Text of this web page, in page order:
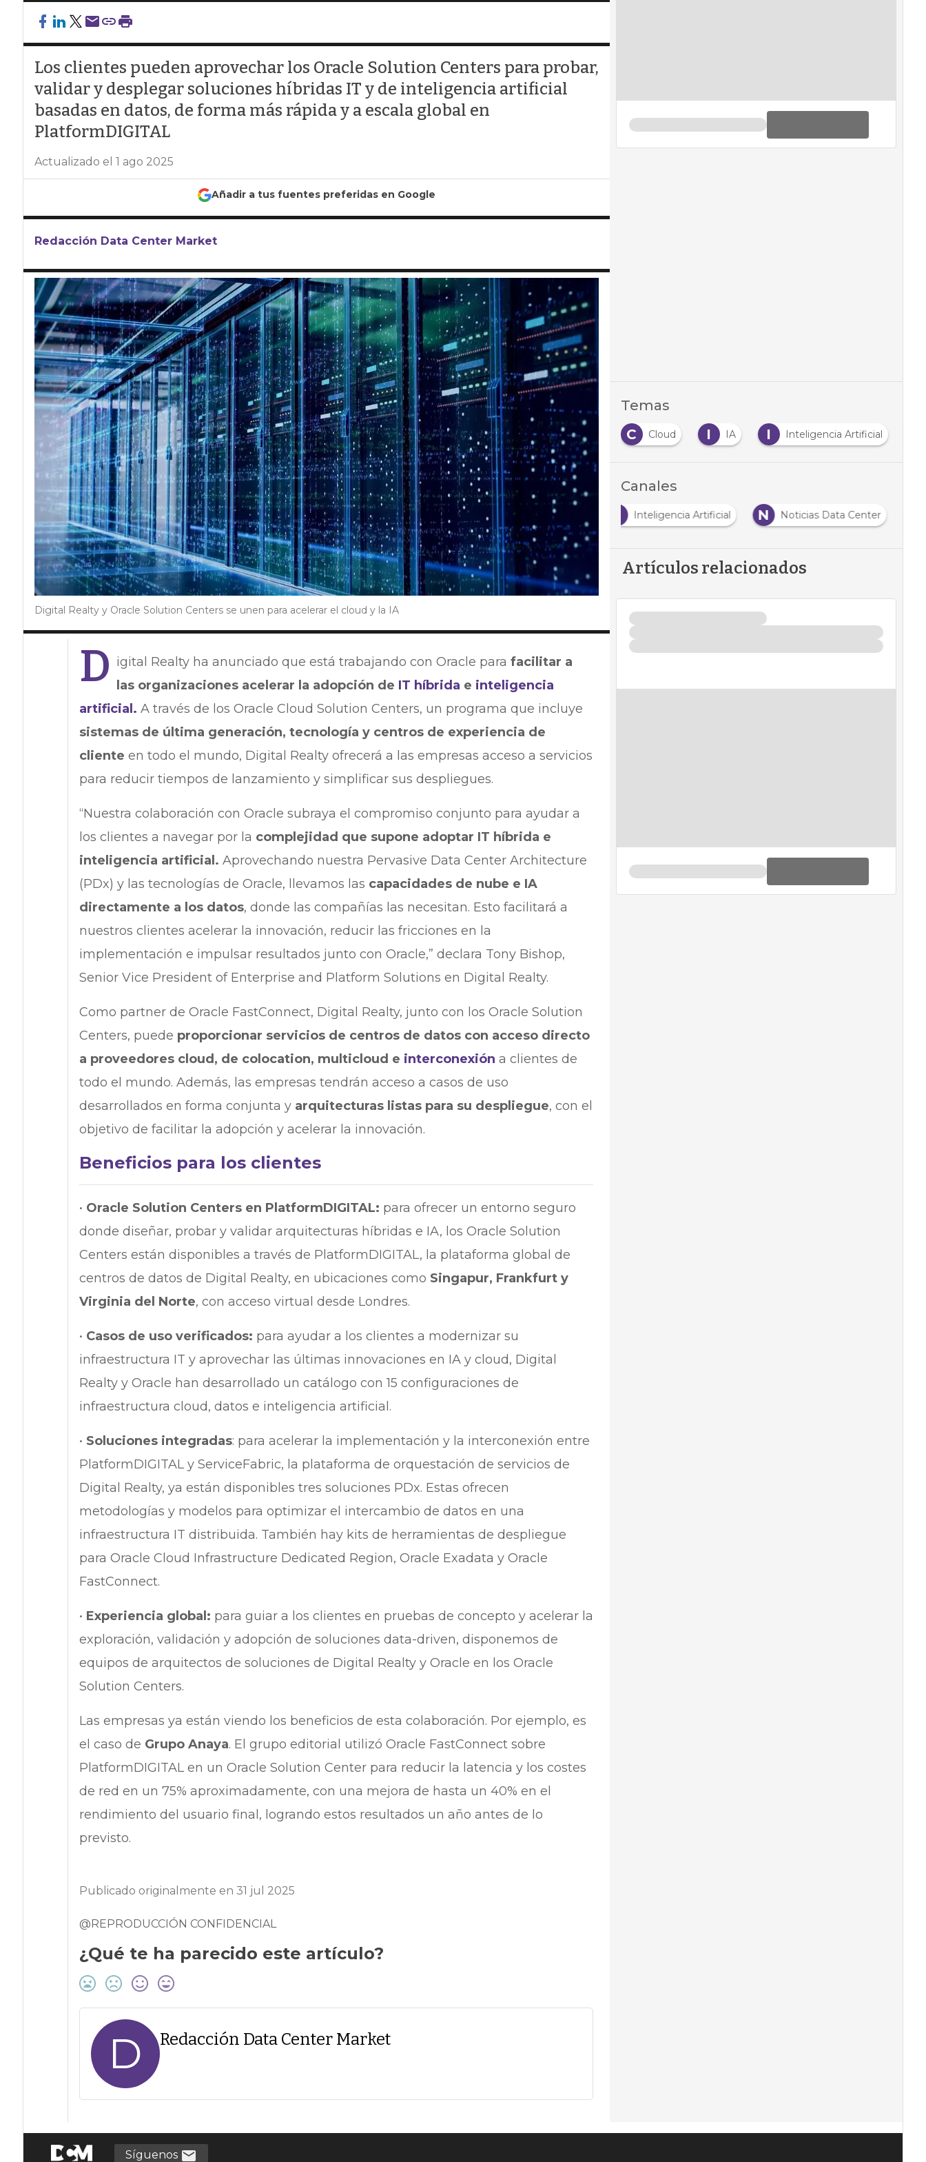
Los clientes pueden aprovechar los Oracle Solution Centers para probar,
validar y desplegar soluciones híbridas IT y de inteligencia artificial
basadas en datos, de forma más rápida y a escala global en
PlatformDIGITAL
Actualizado el 1 ago 2025
Añadir a tus fuentes preferidas en Google
Redacción Data Center Market
Digital Realty y Oracle Solution Centers se unen para acelerar el cloud y la IA
D igital Realty ha anunciado que está trabajando con Oracle para facilitar a
las organizaciones acelerar la adopción de IT híbrida e inteligencia
artificial. A través de los Oracle Cloud Solution Centers, un programa que incluye
sistemas de última generación, tecnología y centros de experiencia de
cliente en todo el mundo, Digital Realty ofrecerá a las empresas acceso a servicios
para reducir tiempos de lanzamiento y simplificar sus despliegues.
“Nuestra colaboración con Oracle subraya el compromiso conjunto para ayudar a
los clientes a navegar por la complejidad que supone adoptar IT híbrida e
inteligencia artificial. Aprovechando nuestra Pervasive Data Center Architecture
(PDx) y las tecnologías de Oracle, llevamos las capacidades de nube e IA
directamente a los datos, donde las compañías las necesitan. Esto facilitará a
nuestros clientes acelerar la innovación, reducir las fricciones en la
implementación e impulsar resultados junto con Oracle,” declara Tony Bishop,
Senior Vice President of Enterprise and Platform Solutions en Digital Realty.
Como partner de Oracle FastConnect, Digital Realty, junto con los Oracle Solution
Centers, puede proporcionar servicios de centros de datos con acceso directo
a proveedores cloud, de colocation, multicloud e interconexión a clientes de
todo el mundo. Además, las empresas tendrán acceso a casos de uso
desarrollados en forma conjunta y arquitecturas listas para su despliegue, con el
objetivo de facilitar la adopción y acelerar la innovación.
Beneficios para los clientes
• Oracle Solution Centers en PlatformDIGITAL: para ofrecer un entorno seguro
donde diseñar, probar y validar arquitecturas híbridas e IA, los Oracle Solution
Centers están disponibles a través de PlatformDIGITAL, la plataforma global de
centros de datos de Digital Realty, en ubicaciones como Singapur, Frankfurt y
Virginia del Norte, con acceso virtual desde Londres.
• Casos de uso verificados: para ayudar a los clientes a modernizar su
infraestructura IT y aprovechar las últimas innovaciones en IA y cloud, Digital
Realty y Oracle han desarrollado un catálogo con 15 configuraciones de
infraestructura cloud, datos e inteligencia artificial.
• Soluciones integradas: para acelerar la implementación y la interconexión entre
PlatformDIGITAL y ServiceFabric, la plataforma de orquestación de servicios de
Digital Realty, ya están disponibles tres soluciones PDx. Estas ofrecen
metodologías y modelos para optimizar el intercambio de datos en una
infraestructura IT distribuida. También hay kits de herramientas de despliegue
para Oracle Cloud Infrastructure Dedicated Region, Oracle Exadata y Oracle
FastConnect.
• Experiencia global: para guiar a los clientes en pruebas de concepto y acelerar la
exploración, validación y adopción de soluciones data-driven, disponemos de
equipos de arquitectos de soluciones de Digital Realty y Oracle en los Oracle
Solution Centers.
Las empresas ya están viendo los beneficios de esta colaboración. Por ejemplo, es
el caso de Grupo Anaya. El grupo editorial utilizó Oracle FastConnect sobre
PlatformDIGITAL en un Oracle Solution Center para reducir la latencia y los costes
de red en un 75% aproximadamente, con una mejora de hasta un 40% en el
rendimiento del usuario final, logrando estos resultados un año antes de lo
previsto.
Publicado originalmente en 31 jul 2025
@REPRODUCCIÓN CONFIDENCIAL
¿Qué te ha parecido este artículo?
D Redacción Data Center Market
Temas
A
alianza C Cloud I IA I Inteligencia Artificial
Canales
Inteligencia Artificial N Noticias Data Center
Artículos relacionados
Síguenos